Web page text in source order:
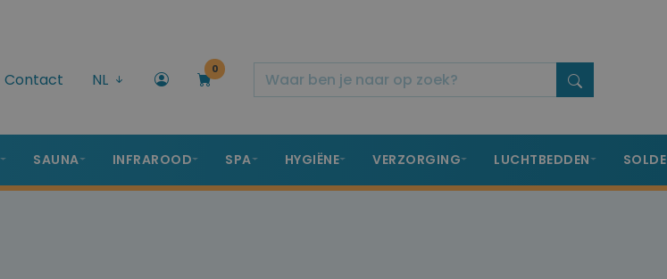
Contact NL
0
SAUNA INFRAROOD SPA HYGIËNE VERZORGING LUCHTBEDDEN